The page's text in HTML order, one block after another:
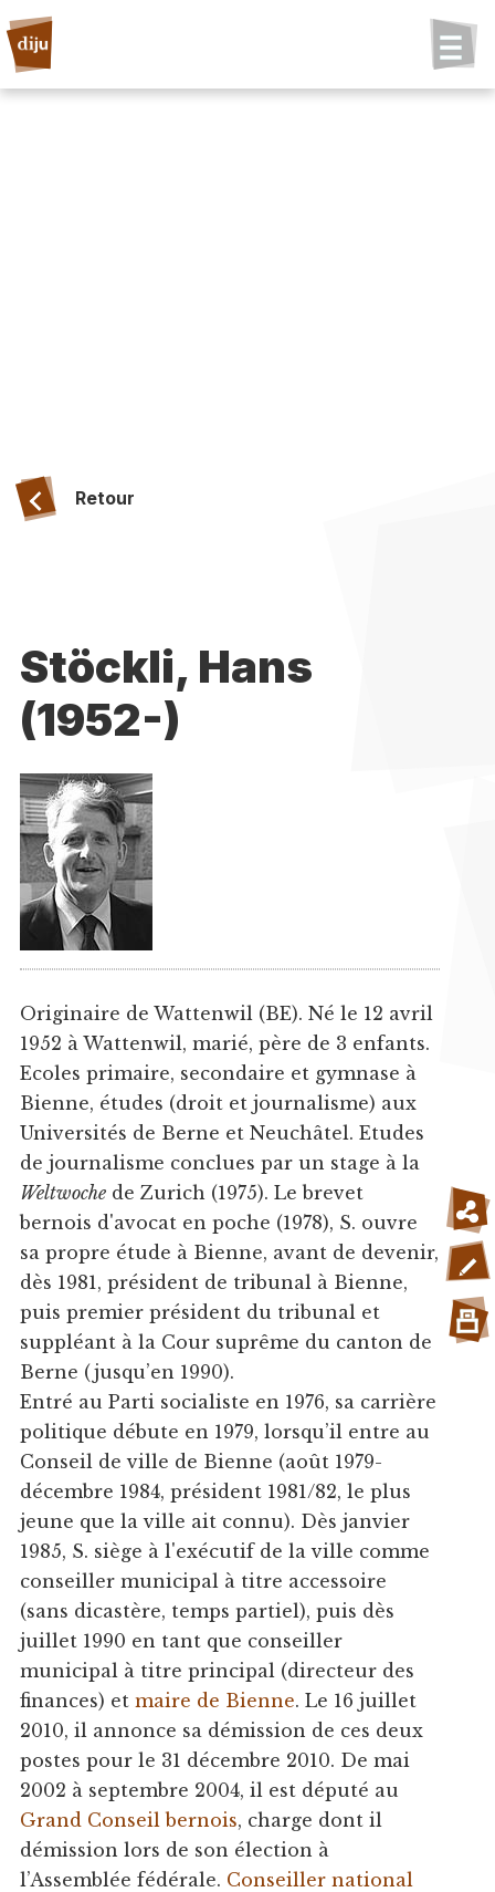
Retour
Stöckli, Hans
(1952-)
Originaire de Wattenwil (BE). Né le 12 avril
1952 à Wattenwil, marié, père de 3 enfants.
Ecoles primaire, secondaire et gymnase à
Bienne, études (droit et journalisme) aux
Universités de Berne et Neuchâtel. Etudes
de journalisme conclues par un stage à la
Weltwochede Zurich (1975). Le brevet
bernois d'avocat en poche (1978), S. ouvre
sa propre étude à Bienne, avant de devenir,
dès 1981, président de tribunal à Bienne,
puis premier président du tribunal et
suppléant à la Cour suprême du canton de
Berne (jusqu’en 1990).
Entré au Parti socialiste en 1976, sa carrière
politique débute en 1979, lorsqu’il entre au
Conseil de ville de Bienne (août 1979-
décembre 1984, président 1981/82, le plus
jeune que la ville ait connu). Dès janvier
1985, S. siège à l'exécutif de la ville comme
conseiller municipal à titre accessoire
(sans dicastère, temps partiel), puis dès
juillet 1990 en tant que conseiller
municipal à titre principal (directeur des
finances) et maire de Bienne. Le 16 juillet
2010, il annonce sa démission de ces deux
postes pour le 31 décembre 2010. De mai
2002 à septembre 2004, il est député au
Grand Conseil bernois, charge dont il
démission lors de son élection à
l’Assemblée fédérale. Conseiller national